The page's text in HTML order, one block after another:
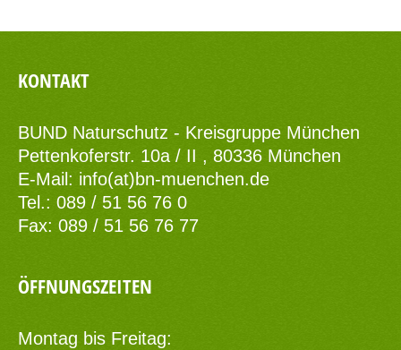
KONTAKT
BUND Naturschutz - Kreisgruppe München
Pettenkoferstr. 10a / II , 80336 München
E-Mail: info(at)bn-muenchen.de
Tel.: 089 / 51 56 76 0
Fax: 089 / 51 56 76 77
ÖFFNUNGSZEITEN
Montag bis Freitag: